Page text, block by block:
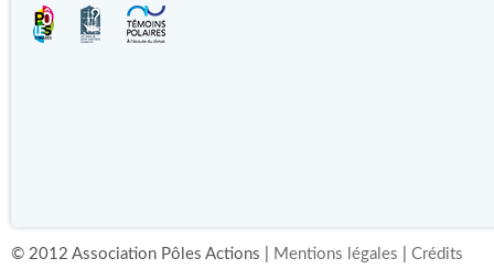
© 2012 Association Pôles Actions | Mentions légales Crédits